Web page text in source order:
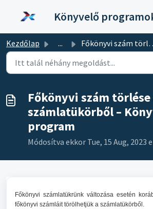
Könyvelő
Kezdőlap ... Főkönyvi szám törlése a számlatükörből – Könyvelő program
Főkönyvi szám törlése
számlatükörből –
program
Módosítva ekkor Tue, 15 Aug, 2023
Főkönyvi számlatükrünk változása esetén
főkönyvi számláit törölhetjük a számlatükörből.